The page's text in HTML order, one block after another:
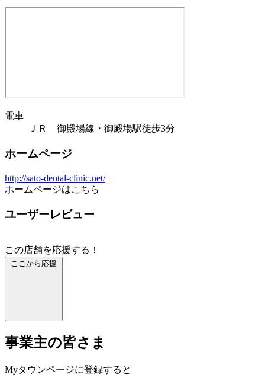
電車
ＪＲ 御殿場線・御殿場駅徒歩3分
ホームページ
http://sato-dental-clinic.net/
ホームページはこちら
ユーザーレビュー
この店舗を応援する！
ここから応援
事業主の皆さま
Myタウンページに登録すると